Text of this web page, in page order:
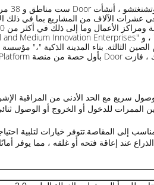
إلى ذلك في أكثر من 400 مدينة في جميع أنحاء البلاد.
سريع مع الحد الأدنى من المراقبة
الممرات للدخول أو الخروج أو
إلى المقاصة.تتوفر خيارات لتلبية
عند إعاقة فتحه أو غلقه ، مما يوفر